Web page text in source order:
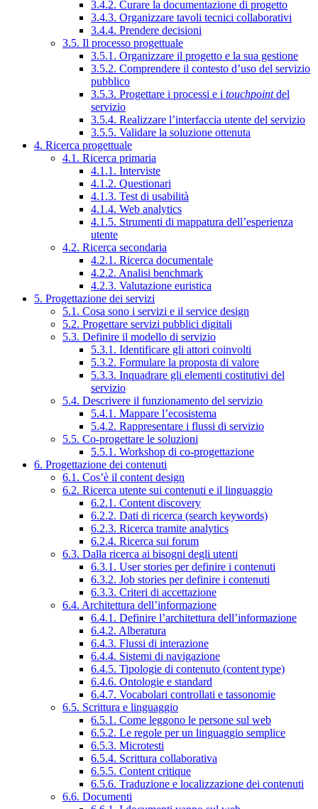
3.4.2. Curare la documentazione di progetto
3.4.3. Organizzare tavoli tecnici collaborativi
3.4.4. Prendere decisioni
3.5. Il processo progettuale
3.5.1. Organizzare il progetto e la sua gestione
3.5.2. Comprendere il contesto d’uso del servizio
pubblico
3.5.3. Progettare i processi e i touchpointdel
servizio
3.5.4. Realizzare l’interfaccia utente del servizio
3.5.5. Validare la soluzione ottenuta
4. Ricerca progettuale
4.1. Ricerca primaria
4.1.1. Interviste
4.1.2. Questionari
4.1.3. Test di usabilità
4.1.4. Web analytics
4.1.5. Strumenti di mappatura dell’esperienza
utente
4.2. Ricerca secondaria
4.2.1. Ricerca documentale
4.2.2. Analisi benchmark
4.2.3. Valutazione euristica
5. Progettazione dei servizi
5.1. Cosa sono i servizi e il service design
5.2. Progettare servizi pubblici digitali
5.3. Definire il modello di servizio
5.3.1. Identificare gli attori coinvolti
5.3.2. Formulare la proposta di valore
5.3.3. Inquadrare gli elementi costitutivi del
servizio
5.4. Descrivere il funzionamento del servizio
5.4.1. Mappare l’ecosistema
5.4.2. Rappresentare i flussi di servizio
5.5. Co-progettare le soluzioni
5.5.1. Workshop di co-progettazione
6. Progettazione dei contenuti
6.1. Cos’è il content design
6.2. Ricerca utente sui contenuti e il linguaggio
6.2.1. Content discovery
6.2.2. Dati di ricerca (search keywords)
6.2.3. Ricerca tramite analytics
6.2.4. Ricerca sui forum
6.3. Dalla ricerca ai bisogni degli utenti
6.3.1. User stories per definire i contenuti
6.3.2. Job stories per definire i contenuti
6.3.3. Criteri di accettazione
6.4. Architettura dell’informazione
6.4.1. Definire l’architettura dell’informazione
6.4.2. Alberatura
6.4.3. Flussi di interazione
6.4.4. Sistemi di navigazione
6.4.5. Tipologie di contenuto (content type)
6.4.6. Ontologie e standard
6.4.7. Vocabolari controllati e tassonomie
6.5. Scrittura e linguaggio
6.5.1. Come leggono le persone sul web
6.5.2. Le regole per un linguaggio semplice
6.5.3. Microtesti
6.5.4. Scrittura collaborativa
6.5.5. Content critique
6.5.6. Traduzione e localizzazione dei contenuti
6.6. Documenti